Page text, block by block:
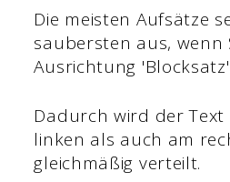
Die meisten Aufsätze
saubersten aus, wenn
Ausrichtung
Dadurch wird der Text
linken als auch am
gleichmäßig verteilt.